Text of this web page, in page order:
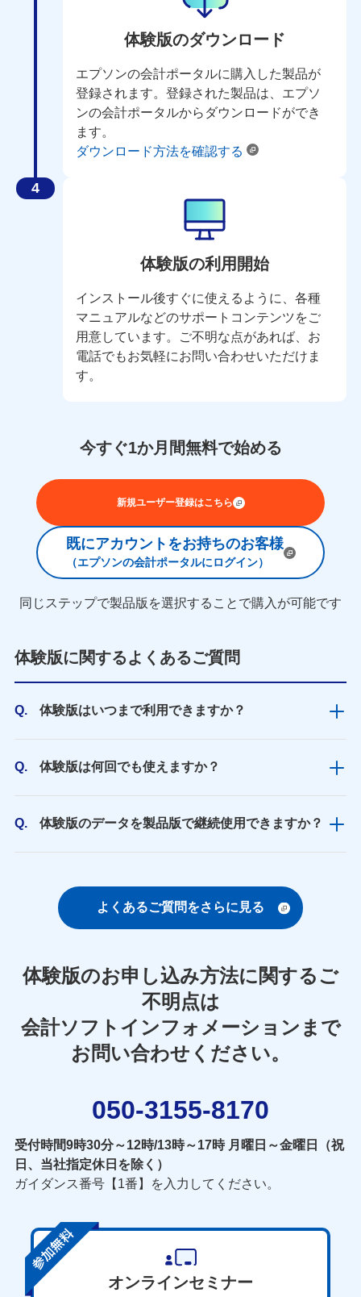
体験版のダウンロード
エプソンの会計ポータルに購入した製品が
登録されます。登録された製品は、エプソ
ンの会計ポータルからダウンロードができ
ます。
ダウンロード方法を確認する
体験版の利用開始
インストール後すぐに使えるように、各種
マニュアルなどのサポートコンテンツをご
用意しています。ご不明な点があれば、お
電話でもお気軽にお問い合わせいただけま
す。
今すぐ1か月間無料で始める
新規ユーザー登録はこちら
既にアカウントをお持ちのお客様
（エプソンの会計ポータルにログイン）
同じステップで製品版を選択することで購入が可能です
体験版に関するよくあるご質問
Q. 体験版はいつまで利用できますか？
Q. 体験版は何回でも使えますか？
Q. 体験版のデータを製品版で継続使用できますか？
よくあるご質問をさらに見る
体験版のお申し込み方法に関するご
不明点は
会計ソフトインフォメーションまで
お問い合わせください。
050-3155-8170
受付時間9時30分～12時/13時～17時 月曜日～金曜日（祝
日、当社指定休日を除く）
ガイダンス番号【1番】を入力してください。
オンラインセミナー